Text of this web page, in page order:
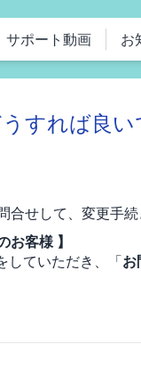
サポート動画 お
すれば良い
せして、変更手続
客様 】
していただき、「お